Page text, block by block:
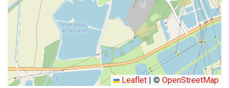
Leaflet | © OpenStreetMap